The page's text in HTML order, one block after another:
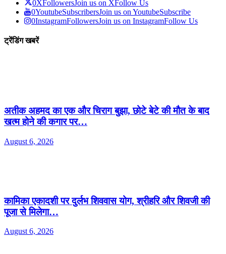
0XFollowersJoin us on XFollow Us
0YoutubeSubscribersJoin us on YoutubeSubscribe
0InstagramFollowersJoin us on InstagramFollow Us
ट्रेंडिंग खबरें
अतीक अहमद का एक और चिराग बुझा, छोटे बेटे की मौत के बाद
खत्म होने की कगार पर…
August 6, 2026
कामिका एकादशी पर दुर्लभ शिववास योग, श्रीहरि और शिवजी की
पूजा से मिलेगा…
August 6, 2026